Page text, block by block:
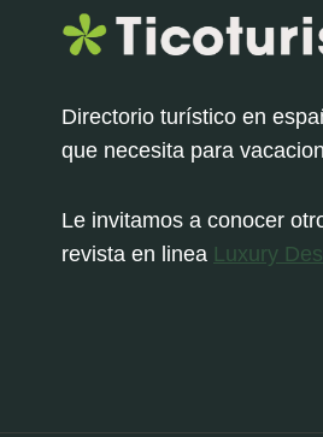
Directorio turístico en
que necesita para
Le invitamos a conocer
revista en linea Luxury